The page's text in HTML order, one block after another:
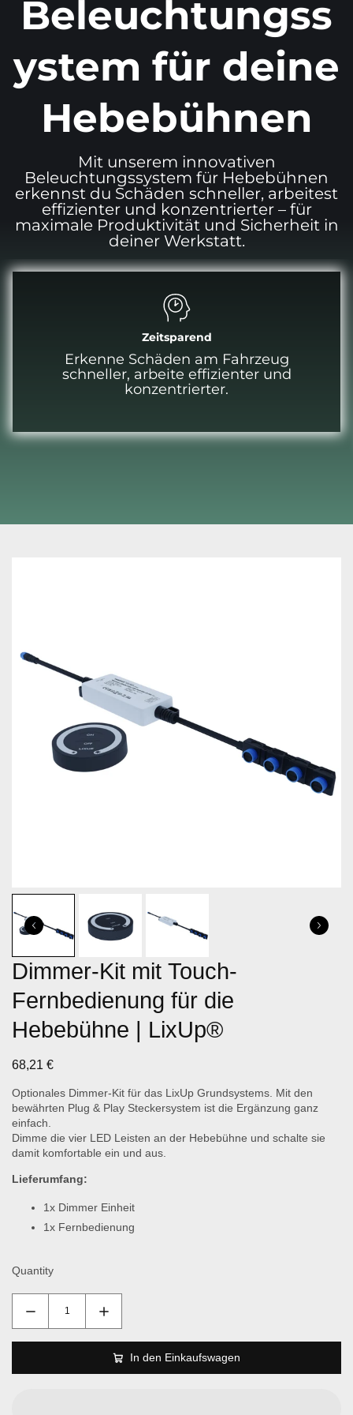
Erkenne Schäden am Fahrzeug schneller,
arbeite effizienter und konzentrierter.
In LixUp sind Hochleistungs-LEDs mit
insgesamt 18 600 Lumen verbaut.
4x LED LixUp® Lampen
1x Trafo
1x Verbindungskabel mit Verteiler
Beleuchtungss
ystem für deine
Hebebühnen
Mit unserem innovativen
Beleuchtungssystem für Hebebühnen
erkennst du Schäden schneller, arbeitest
effizienter und konzentrierter – für
maximale Produktivität und Sicherheit in
deiner Werkstatt.
Zeitsparend
Erkenne Schäden am Fahrzeug
schneller, arbeite effizienter und
konzentrierter.
Dimmer-Kit mit Touch-
Fernbedienung für die
Hebebühne | LixUp®
68,21 €
Optionales Dimmer-Kit für das LixUp Grundsystems. Mit den
bewährten Plug & Play Steckersystem ist die Ergänzung ganz
einfach.
Dimme die vier LED Leisten an der Hebebühne und schalte sie
damit komfortable ein und aus.
Lieferumfang:
1x Dimmer Einheit
1x Fernbedienung
Quantity
In den Einkaufswagen